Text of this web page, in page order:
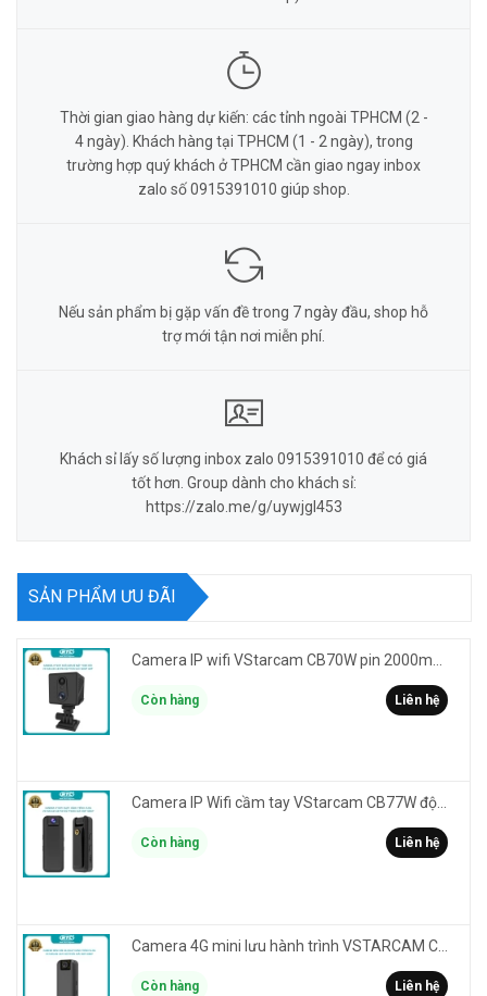
Thời gian giao hàng dự kiến: các tỉnh ngoài TPHCM (2 -
4 ngày). Khách hàng tại TPHCM (1 - 2 ngày), trong
trường hợp quý khách ở TPHCM cần giao ngay inbox
zalo số 0915391010 giúp shop.
Nếu sản phẩm bị gặp vấn đề trong 7 ngày đầu, shop hỗ
trợ mới tận nơi miễn phí.
Khách sỉ lấy số lượng inbox zalo 0915391010 để có giá
tốt hơn. Group dành cho khách sỉ:
https://zalo.me/g/uywjgl453
SẢN PHẨM ƯU ĐÃI
Còn hàng Liên hệ
Camera IP Wifi cầm tay VStarcam CB77W độ phân giải 3MP FullHD 1080P - ghi hành trình làm Vlog
Còn hàng Liên hệ
Còn hàng Liên hệ